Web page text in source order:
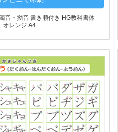
音・拗音 書き順付き HG教科書体
オレンジ A4